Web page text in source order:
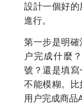
設計一個好
進行。
第一步是明
户完成什麼
號？還是填寫
不能模糊。
用户完成商品